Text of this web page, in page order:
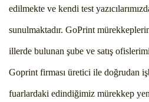
edilmekte ve kendi test
sunulmaktadır. GoPrint
illerde bulunan şube ve satış
Goprint firması üretici ile doğrudan
fuarlardaki edindiğimiz mürekkep